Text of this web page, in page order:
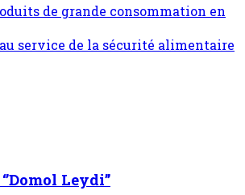
de grande consommation en
service de la sécurité alimentaire
Leydi’’